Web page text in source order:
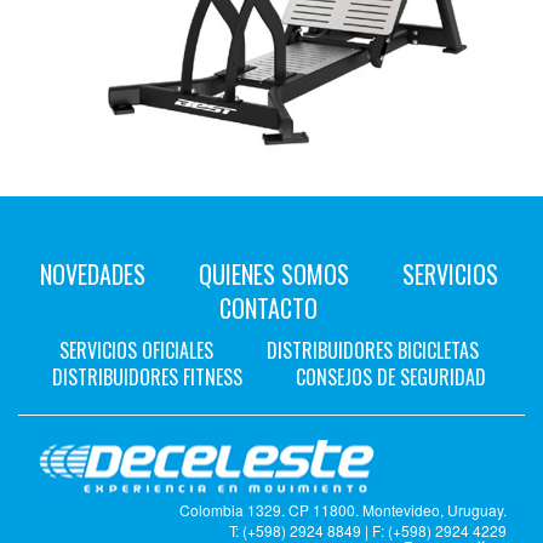
NOVEDADES QUIENES SOMOS
SERVICIOS
CONTACTO
SERVICIOS OFICIALES
DISTRIBUIDORES BICICLETAS
DISTRIBUIDORES FITNESS
CONSEJOS DE SEGURIDAD
Colombia 1329. CP 11800. Montevideo, Uruguay.
T: (+598) 2924 8849 | F: (+598) 2924 4229